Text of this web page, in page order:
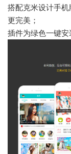
搭配克米设计手
更完美；
插件为绿色一键安